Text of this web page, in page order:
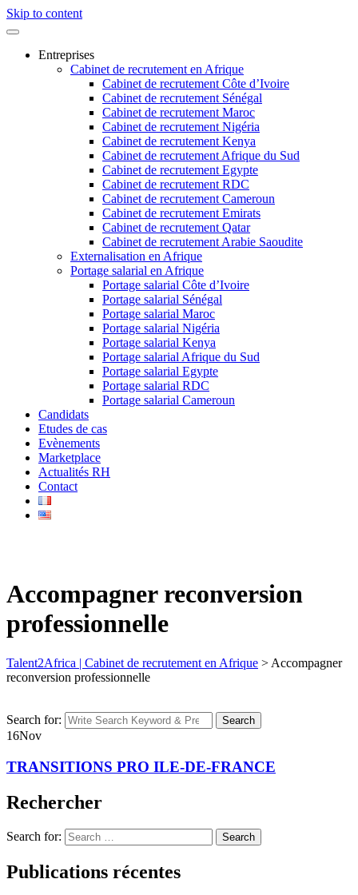
Skip to content
Entreprises
Cabinet de recrutement en Afrique
Cabinet de recrutement Côte d’Ivoire
Cabinet de recrutement Sénégal
Cabinet de recrutement Maroc
Cabinet de recrutement Nigéria
Cabinet de recrutement Kenya
Cabinet de recrutement Afrique du Sud
Cabinet de recrutement Egypte
Cabinet de recrutement RDC
Cabinet de recrutement Cameroun
Cabinet de recrutement Emirats
Cabinet de recrutement Qatar
Cabinet de recrutement Arabie Saoudite
Externalisation en Afrique
Portage salarial en Afrique
Portage salarial Côte d’Ivoire
Portage salarial Sénégal
Portage salarial Maroc
Portage salarial Nigéria
Portage salarial Kenya
Portage salarial Afrique du Sud
Portage salarial Egypte
Portage salarial RDC
Portage salarial Cameroun
Candidats
Etudes de cas
Evènements
Marketplace
Actualités RH
Contact
Accompagner reconversion
professionnelle
Talent2Africa | Cabinet de recrutement en Afrique > Accompagner
reconversion professionnelle
Search for: Search
16Nov
TRANSITIONS PRO ILE-DE-FRANCE
Rechercher
Search for: Search
Publications récentes